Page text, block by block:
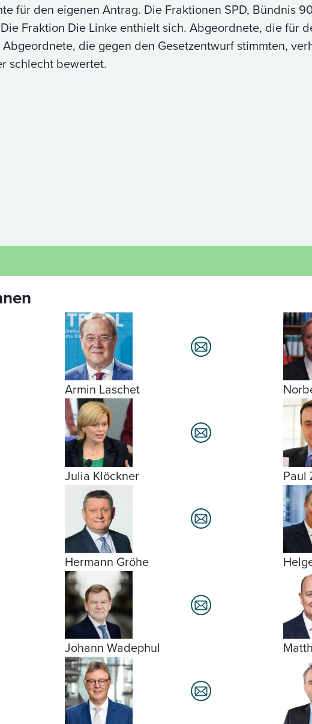
für den eigenen Antrag. Die Fraktionen SPD, Bündnis
Fraktion Die Linke enthielt sich. Abgeordnete, die für
die gegen den Gesetzentwurf stimmten,
schlecht bewertet.
Armin Laschet
Julia Klöckner Paul
Hermann Gröhe
Johann Wadephul